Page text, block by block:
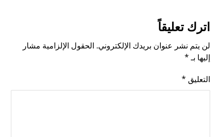
اترك تعليقاً
لن يتم نشر عنوان بريدك الإلكتروني. الحقول الإلزامية مشار
إليها بـ*
التعليق *